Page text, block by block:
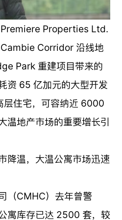
Properties Ltd.
Corridor 沿线地
Park 重建项目带来的
资 65 亿加元的大型开发
层住宅，可容纳近 6000
温地产市场的重要增长引
降温，大温公寓市场迅速
（CMHC）去年曾警
寓库存已达 2500 套，较